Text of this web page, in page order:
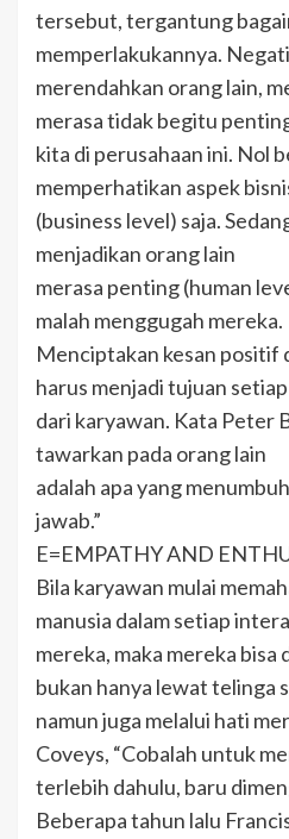
tersebut, tergantung
memperlakukannya.
merendahkan orang lain,
merasa tidak begitu
kita di perusahaan ini. Nol
memperhatikan aspek
(business level) saja.
menjadikan orang lain
merasa penting (human
malah menggugah mereka.
Menciptakan kesan positif
harus menjadi tujuan setiap
dari karyawan. Kata Peter
tawarkan pada orang lain
adalah apa yang
jawab.”
E=EMPATHY AND
Bila karyawan mulai
manusia dalam setiap
mereka, maka mereka
bukan hanya lewat telinga
namun juga melalui hati
Coveys, “Cobalah untuk
terlebih dahulu, baru
Beberapa tahun lalu